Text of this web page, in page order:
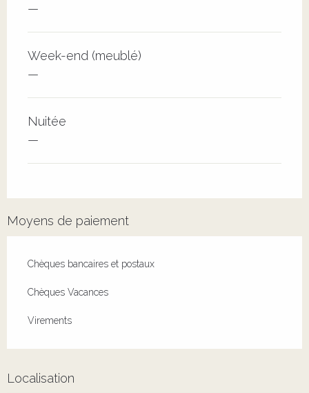
—
Week-end (meublé)
—
Nuitée
—
Moyens de paiement
Chèques bancaires et postaux
Chèques Vacances
Virements
Localisation